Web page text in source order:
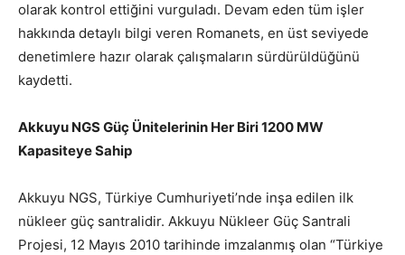
olarak kontrol ettiğini vurguladı. Devam eden tüm işler
hakkında detaylı bilgi veren Romanets, en üst seviyede
denetimlere hazır olarak çalışmaların sürdürüldüğünü
kaydetti.
Akkuyu NGS Güç Ünitelerinin Her Biri 1200 MW
Kapasiteye Sahip
Akkuyu NGS, Türkiye Cumhuriyeti’nde inşa edilen ilk
nükleer güç santralidir. Akkuyu Nükleer Güç Santrali
Projesi, 12 Mayıs 2010 tarihinde imzalanmış olan “Türkiye